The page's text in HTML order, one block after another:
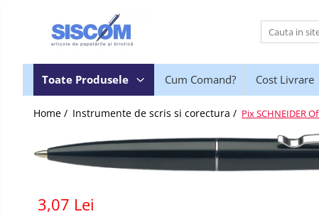
Toate Produsele
Accesorii pentru birou
Agrafe si clipsuri
Benzi adezive si dispensere pentru
Buzunare, folii autoadezive si
autolaminante
Capse
Toate Produsele Cum Comand? Cost Livrare
Home / Instrumente de scris si corectura / Pix SCHNEIDER
3,07 Lei